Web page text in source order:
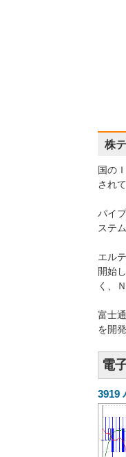
株
国の
され
パイ
ステ
エル
開始
く、
富士
を開
電
3919